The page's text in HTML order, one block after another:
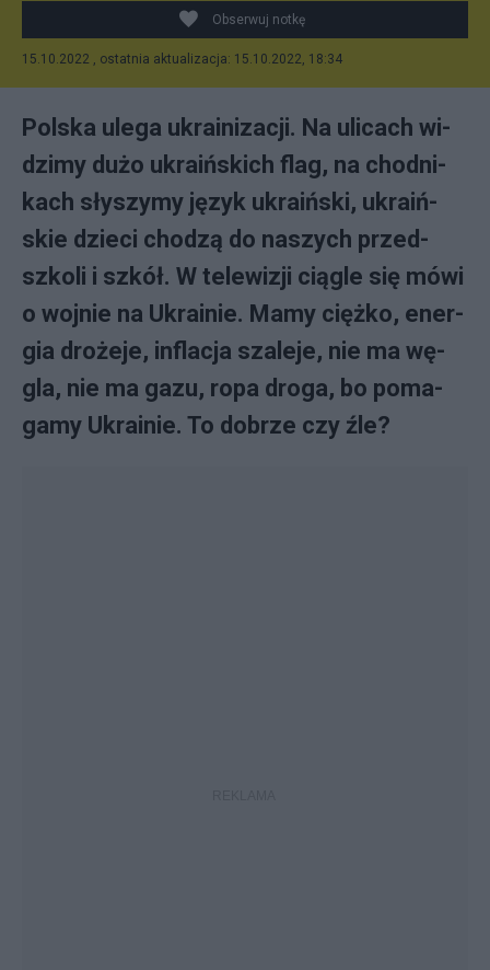
Obserwuj notkę
15.10.2022 , ostatnia aktualizacja: 15.10.2022, 18:34
Pol­ska ule­ga ukra­ini­za­cji. Na uli­ca­ch wi­
dzi­my du­żo ukra­iń­ski­ch flag, na chod­ni­
ka­ch sły­szy­my ję­zyk ukra­iń­ski, ukra­iń­
skie dzie­ci cho­dzą do na­szy­ch przed­
szko­li i szkół. W te­le­wi­zji cią­gle się mó­wi
o woj­nie na Ukra­inie. Ma­my cięż­ko, ener­
gia dro­że­je, in­fla­cja sza­le­je, nie ma wę­
gla, nie ma ga­zu, ro­pa dro­ga, bo po­ma­
ga­my Ukra­inie. To do­brze czy źle?